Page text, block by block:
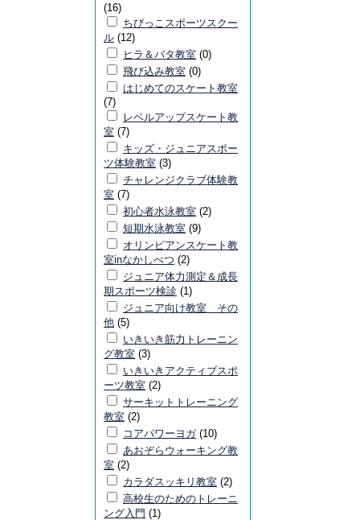
(16)
ちびっこスポーツスクー
ル (12)
ヒラ＆バタ教室 (0)
飛び込み教室 (0)
はじめてのスケート教室
(7)
レベルアップスケート教
室 (7)
キッズ・ジュニアスポー
ツ体験教室 (3)
チャレンジクラブ体験教
室 (7)
初心者水泳教室 (2)
短期水泳教室 (9)
オリンピアンスケート教
室inなかしべつ (2)
ジュニア体力測定＆成長
期スポーツ検診 (1)
ジュニア向け教室 その
他 (5)
いきいき筋力トレーニン
グ教室 (3)
いきいきアクティブスポ
ーツ教室 (2)
サーキットトレーニング
教室 (2)
コアパワーヨガ(10)
あおぞらウォーキング教
室 (2)
カラダスッキリ教室 (2)
高校生のためのトレーニ
ング入門 (1)